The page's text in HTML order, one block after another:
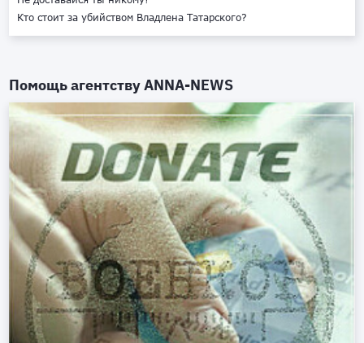
Кто стоит за убийством Владлена Татарского?
Помощь агентствуANNA-NEWS